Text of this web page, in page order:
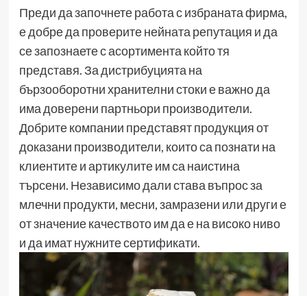
Преди да започнете работа с избраната фирма,
е добре да проверите нейната репутация и да
се запознаете с асортимента който тя
представя. За дистрибуцията на
бързооборотни хранителни стоки е важно да
има доверени партньори производители.
Добрите компании представят продукция от
доказани производители, които са познати на
клиентите и артикулите им са наистина
търсени. Независимо дали става въпрос за
млечни продукти, месни, замразени или други е
от значение качеството им да е на високо ниво
и да имат нужните сертификати.